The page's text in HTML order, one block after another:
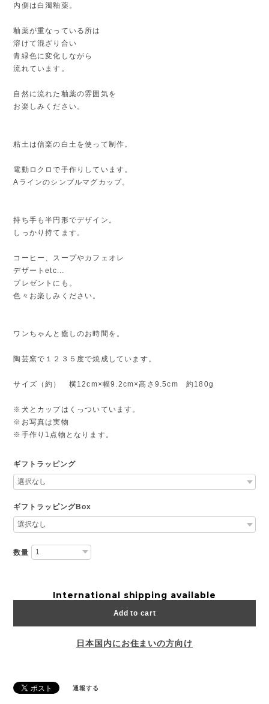
内側は白濁釉薬。
釉薬が重なっている所は
溶けて混ざり合い
青緑色に変化しながら
流れています。
自然に流れた釉薬の雰囲気を
お楽しみください。
粘土は信楽の白土を使って制作。
電動ロクロで手作りしています。
Aラインのシンプルマグカップ。
持ち手も半円形でデザイン。
しっかり持てます。
コーヒー、スープやカフェオレ
デザートetc...
プレゼントにも。
色々お楽しみください。
ワンちゃんと癒しのお時間を。
陶芸窯で１２３５度で焼成しています。
サイズ（約） 横12cm×幅9.2cm×高さ9.5cm 約180g
※犬とカップはくっついています。
※お写真は実物
※手作り1点物となります。
ギフトラッピング
ギフトラッピングBox
数量
International shipping available
Add to cart
日本国内にお住まいの方向け
通報する